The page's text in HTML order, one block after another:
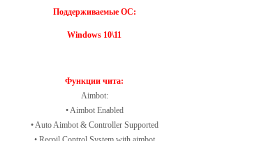
Поддерживаемые ОС:
Windows 10\11
Функции чита:
Aimbot:
• Aimbot Enabled
• Auto Aimbot & Controller Supported